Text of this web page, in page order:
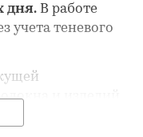
дня. В работе
учета теневого
и изделий
развития.